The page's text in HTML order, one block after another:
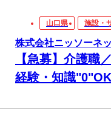
山口県 施設・
株式会社ニッソーネ
【急募】介護職
経験・知識"0"OK